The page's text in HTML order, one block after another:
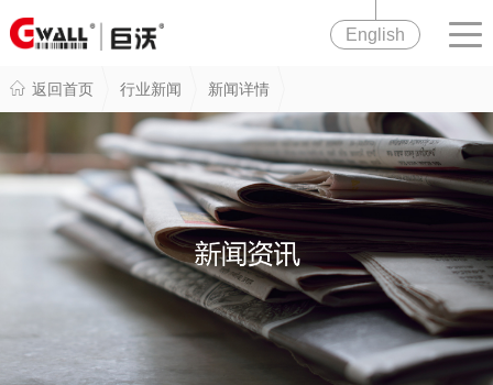
English
返回首页 行业新闻 新闻详情